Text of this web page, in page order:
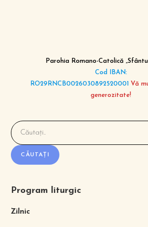
Parohia Romano-Catolică
Cod IBAN:
RO29RNCB0026030892520001 Vă
generozitate!
CĂUTAȚI
Program liturgic
Zilnic